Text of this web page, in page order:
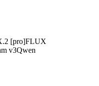
[pro]FLUX
v3Qwen